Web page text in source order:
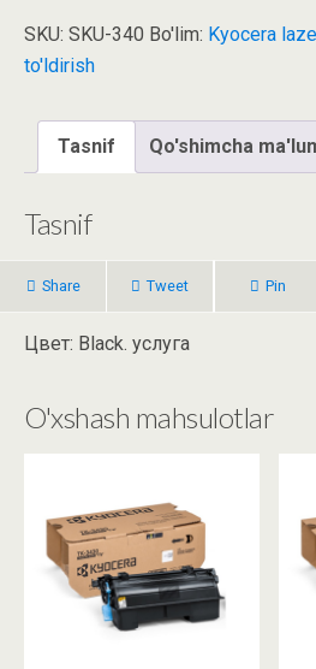
SKU: SKU-340 Bo'lim: Kyocera
to'ldirish
Tasnif Qo'shimcha
Tasnif
Share Tweet Pin
Цвет: Black. услуга
O'xshash mahsulotlar